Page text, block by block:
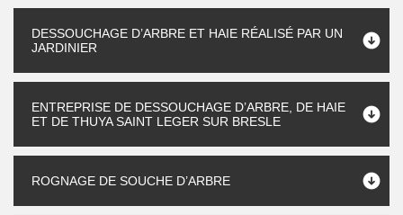
DESSOUCHAGE D’ARBRE ET HAIE RÉALISÉ PAR UN
JARDINIER
ENTREPRISE DE DESSOUCHAGE D’ARBRE, DE HAIE
ET DE THUYA SAINT LEGER SUR BRESLE
ROGNAGE DE SOUCHE D’ARBRE